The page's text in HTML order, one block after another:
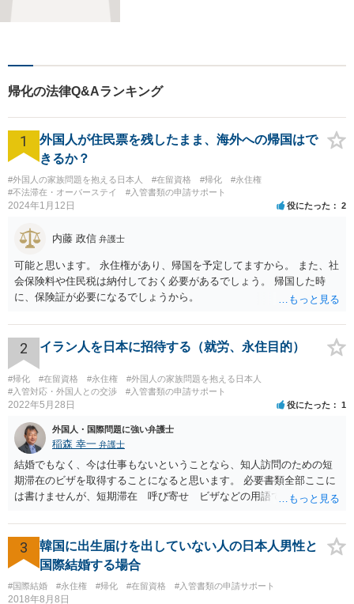
帰化の法律Q&Aランキング
1
外国人が住民票を残したまま、海外への帰国はで
きるか？
#外国人の家族問題を抱える日本人 #在留資格 #帰化
#永住権
#不法滞在・オーバーステイ
#入管書類の申請サポート
2024年1月12日 役にたった 2
内藤 政信 弁護士
可能と思います。 永住権があり、帰国を予定してますから。 また、社
会保険料や住民税は納付しておく必要があるでしょう。 帰国した時
に、保険証が必要になるでしょうから。
2 イラン人を日本に招待する（就労、永住目的）
#帰化 #在留資格 #永住権
#外国人の家族問題を抱える日本人
#入管対応・外国人との交渉
#入管書類の申請サポート
2022年5月28日 役にたった 1
外国人・国際問題に強い弁護士
稲森 幸一 弁護士
結婚でもなく、今は仕事もないということなら、知人訪問のための短
期滞在のビザを取得することになると思います。 必要書類全部ここに
は書けませんが、短期滞在 呼び寄せ ビザなどの用語で検索すると
す。 それらを揃えて、イランにある日本大使館ににビザを申請するこ
とになります。 期間は通常９０日、３０日、あるいは１５日ですが、
今はコロナもあり刻々と状況が変わっているので、事前に外務省や大
使館に問い合わせたほうがいいかもしれません。ネットでの情報収集
もしたほうがいいと思います
3
韓国に出生届けを出していない人の日本人男性と
国際結婚する場合
#国際結婚 #永住権 #帰化 #在留資格 #入管書類の申請サポート
2018年8月8日